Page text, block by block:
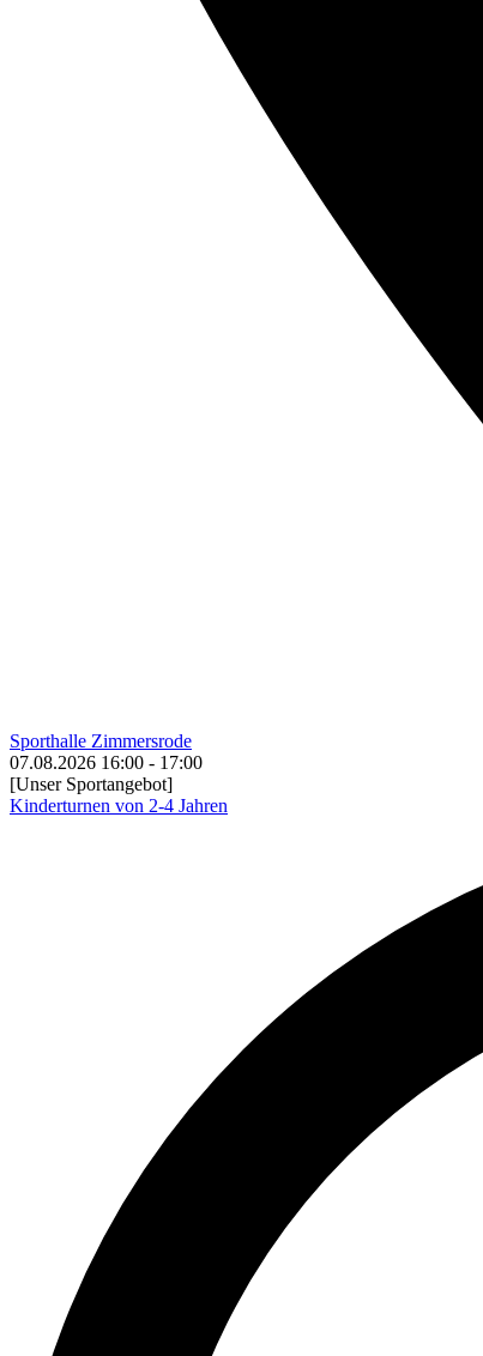
Sporthalle Zimmersrode
07.08.2026 16:00 - 17:00
[Unser Sportangebot]
Kinderturnen von 2-4 Jahren